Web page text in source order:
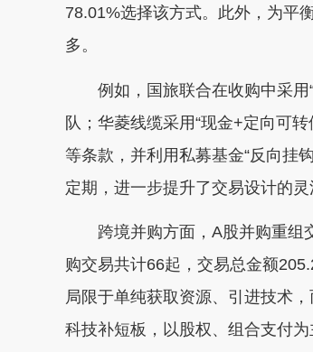
78.01%选择该方式。此外，为平
多。
例如，国旅联合在收购中采用
队；华菱线缆采用“现金+定向可
等条款，并利用私募基金“反向挂
定期，进一步提升了交易设计的灵
跨境并购方面，A股并购重组
购交易共计66起，交易总金额
局限于单纯获取资源、引进技术
科技补短板，以股权、组合支付